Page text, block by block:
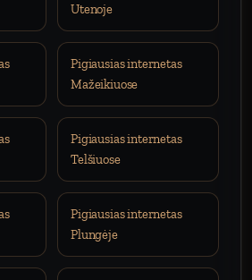
Utenoje
Pigiausias internetas
Mažeikiuose
Pigiausias internetas
Telšiuose
Pigiausias internetas
Plungėje